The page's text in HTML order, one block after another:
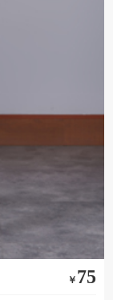
￥ 75